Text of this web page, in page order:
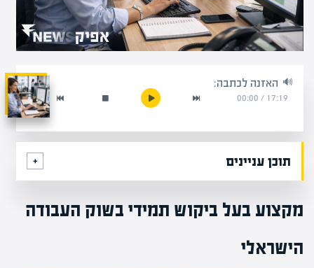
האזנה לכתבה:
17:19
/
00:00
תוכן עניינים
מקצוע בעל ביקוש תמידי בשוק העבודה
הישראלי